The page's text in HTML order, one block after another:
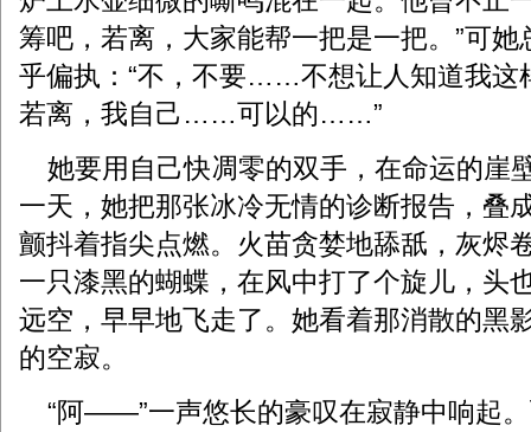
筹吧，若离，大家能帮一把是一把。”可
乎偏执：“不，不要……不想让人知道我
若离，我自己……可以的……”
她要用自己快凋零的双手，在命运的崖
一天，她把那张冰冷无情的诊断报告，叠
颤抖着指尖点燃。火苗贪婪地舔舐，灰烬
一只漆黑的蝴蝶，在风中打了个旋儿，头
远空，早早地飞走了。她看着那消散的黑
的空寂。
“阿——”一声悠长的豪叹在寂静中响起